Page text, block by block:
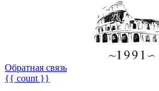
Обратная связь
{{ count }}